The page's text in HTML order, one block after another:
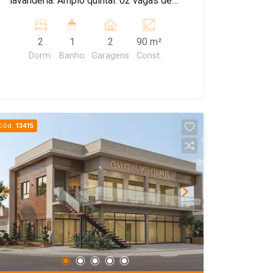
2
Dorm.
1
Banho
2
Garagens
90 m²
Const.
13415